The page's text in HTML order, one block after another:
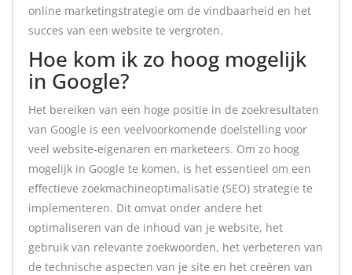
online marketingstrategie om de vindbaarheid en het
succes van een website te vergroten.
Hoe kom ik zo hoog mogelijk
in Google?
Het bereiken van een hoge positie in de zoekresultaten
van Google is een veelvoorkomende doelstelling voor
veel website-eigenaren en marketeers. Om zo hoog
mogelijk in Google te komen, is het essentieel om een
effectieve zoekmachineoptimalisatie (SEO) strategie te
implementeren. Dit omvat onder andere het
optimaliseren van de inhoud van je website, het
gebruik van relevante zoekwoorden, het verbeteren van
de technische aspecten van je site en het creëren van